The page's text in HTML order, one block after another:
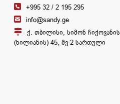
+995 32 / 2 195 295
info@sandy.ge
ქ. თბილისი, სიმონ ჩიქოვანის
(ხილიანის) 45, მე-2 სართული